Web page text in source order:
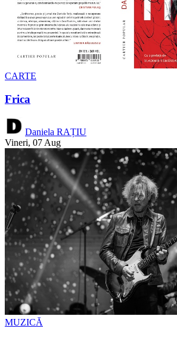
CARTE
Frica
Daniela RAȚIU
Vineri, 07 Aug
MUZICĂ